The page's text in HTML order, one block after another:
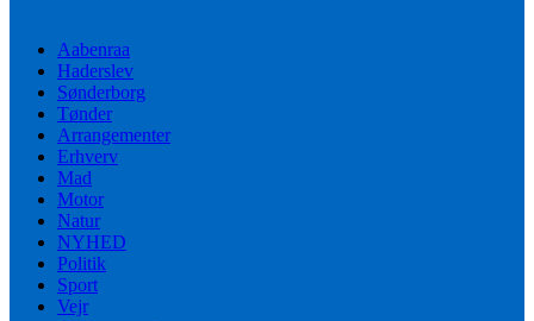
Aabenraa
Haderslev
Sønderborg
Tønder
Arrangementer
Erhverv
Mad
Motor
Natur
NYHED
Politik
Sport
Vejr